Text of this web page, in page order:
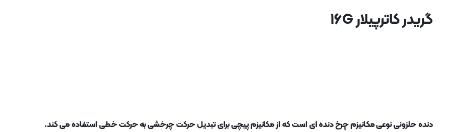
گریدر کاترپیلار 16G
دنده حلزونی نوعی مکانیزم چرخ دنده ای است که از مکانیزم پیچی برای تبدیل حرکت چرخشی به حرکت خطی استفاده می کند.